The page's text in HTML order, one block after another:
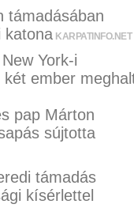
támadásában
katona KARPATINFO.NET
York-i
ember
pap Márton
sújtotta
támadás
kísérlettel